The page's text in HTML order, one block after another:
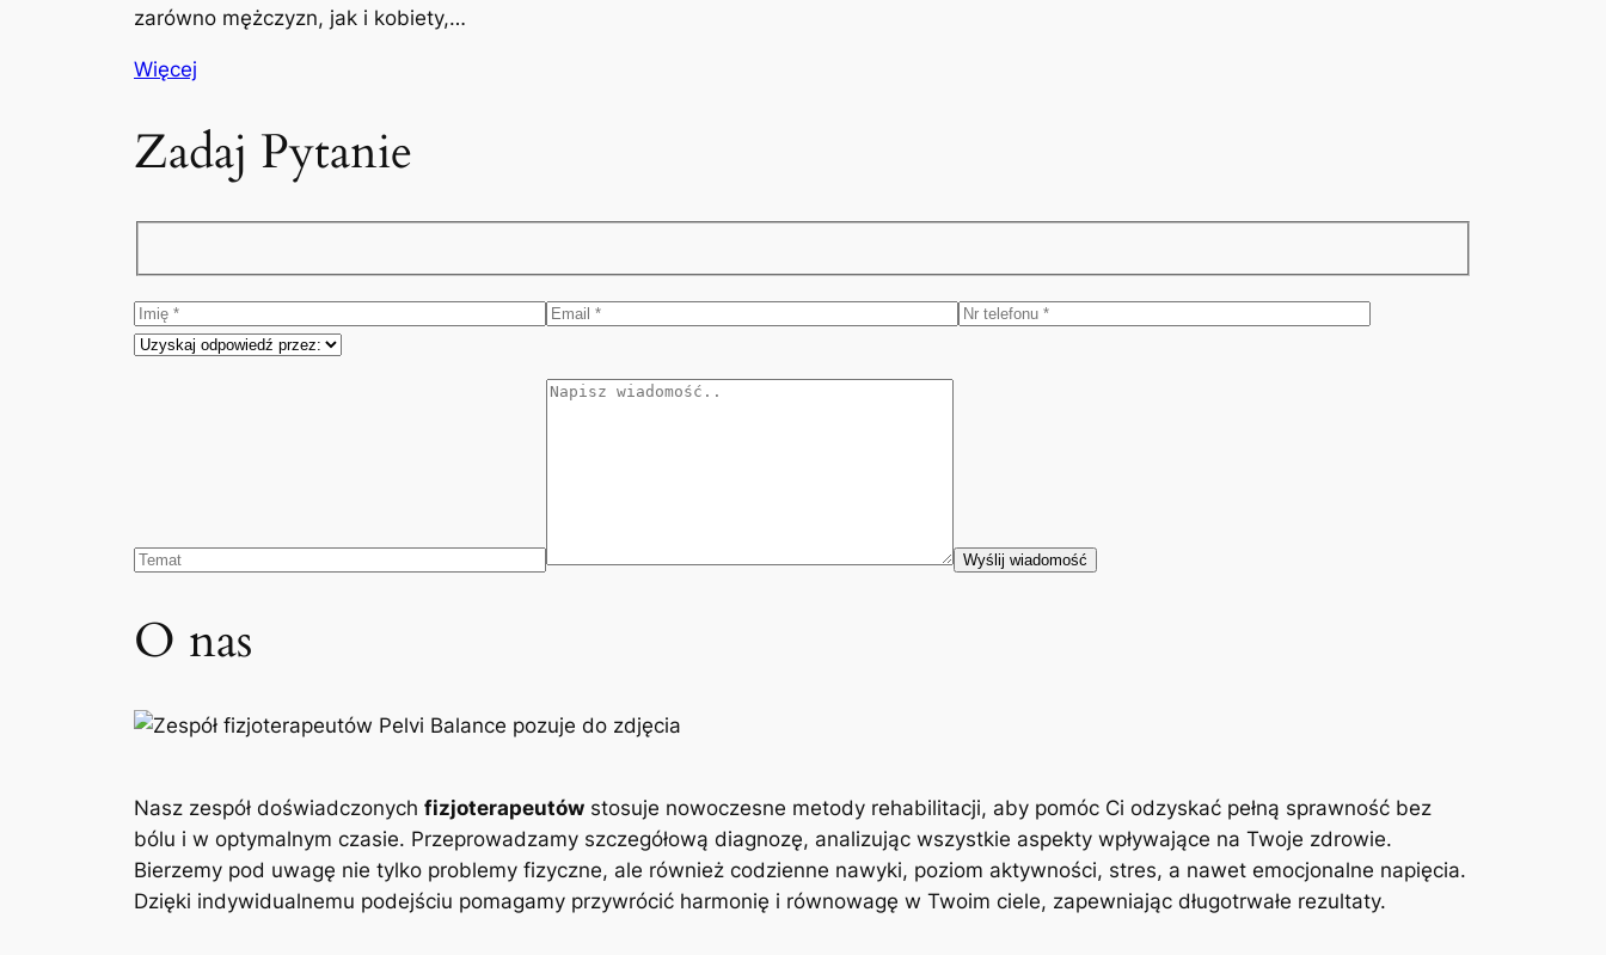
zarówno mężczyzn, jak i kobiety,…
Więcej
Zadaj Pytanie
O nas
Nasz zespół doświadczonych fizjoterapeutów stosuje nowoczesne metody rehabilitacji, aby pomóc Ci odzyskać pełną sprawność bez
bólu i w optymalnym czasie. Przeprowadzamy szczegółową diagnozę, analizując wszystkie aspekty wpływające na Twoje zdrowie.
Bierzemy pod uwagę nie tylko problemy fizyczne, ale również codzienne nawyki, poziom aktywności, stres, a nawet emocjonalne napięcia.
Dzięki indywidualnemu podejściu pomagamy przywrócić harmonię i równowagę w Twoim ciele, zapewniając długotrwałe rezultaty.